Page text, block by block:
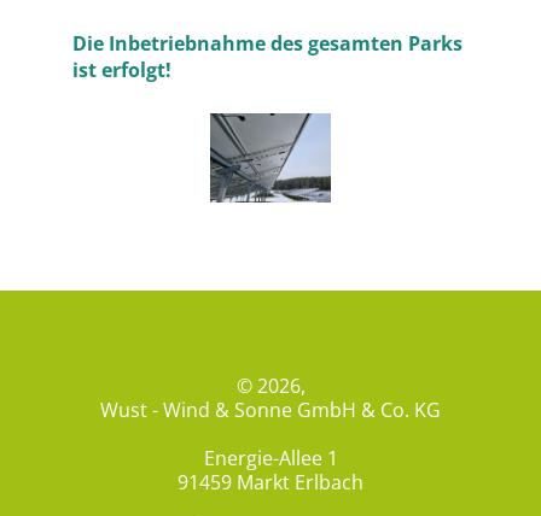
Die Inbetriebnahme des gesamten Parks
ist erfolgt!
© 2026,
Wust - Wind & Sonne GmbH & Co. KG
Energie-Allee 1
91459 Markt Erlbach